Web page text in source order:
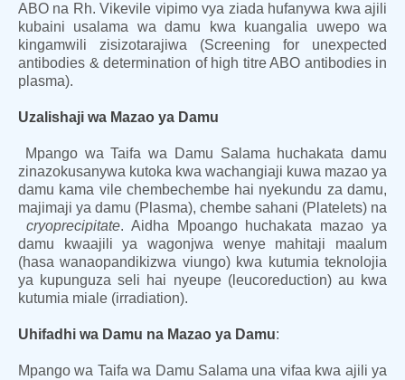
ABO na Rh. Vikevile vipimo vya ziada hufanywa kwa ajili
kubaini usalama wa damu kwa kuangalia uwepo wa
kingamwili zisizotarajiwa (Screening for unexpected
antibodies & determination of high titre ABO antibodies in
plasma).
Uzalishaji wa Mazao ya Damu
Mpango wa Taifa wa Damu Salama huchakata damu
zinazokusanywa kutoka kwa wachangiaji kuwa mazao ya
damu kama vile chembechembe hai nyekundu za damu,
majimaji ya damu (Plasma), chembe sahani (Platelets) na
cryoprecipitate. Aidha Mpoango huchakata mazao ya
damu kwaajili ya wagonjwa wenye mahitaji maalum
(hasa wanaopandikizwa viungo) kwa kutumia teknolojia
ya kupunguza seli hai nyeupe (leucoreduction) au kwa
kutumia miale (irradiation).
Uhifadhi wa Damu na Mazao ya Damu:
Mpango wa Taifa wa Damu Salama una vifaa kwa ajili ya